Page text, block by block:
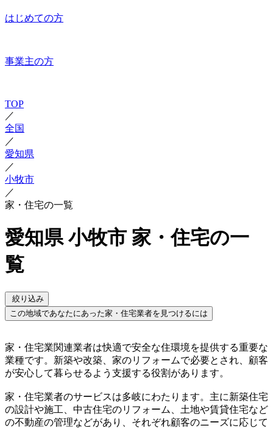
はじめての方
事業主の方
TOP
／
全国
／
愛知県
／
小牧市
／
家・住宅の一覧
愛知県 小牧市 家・住宅の一
覧
絞り込み
この地域であなたにあった家・住宅業者を見つけるには
家・住宅業関連業者は快適で安全な住環境を提供する重要な
業種です。新築や改築、家のリフォームで必要とされ、顧客
が安心して暮らせるよう支援する役割があります。
家・住宅業者のサービスは多岐にわたります。主に新築住宅
の設計や施工、中古住宅のリフォーム、土地や賃貸住宅など
の不動産の管理などがあり、それぞれ顧客のニーズに応じて